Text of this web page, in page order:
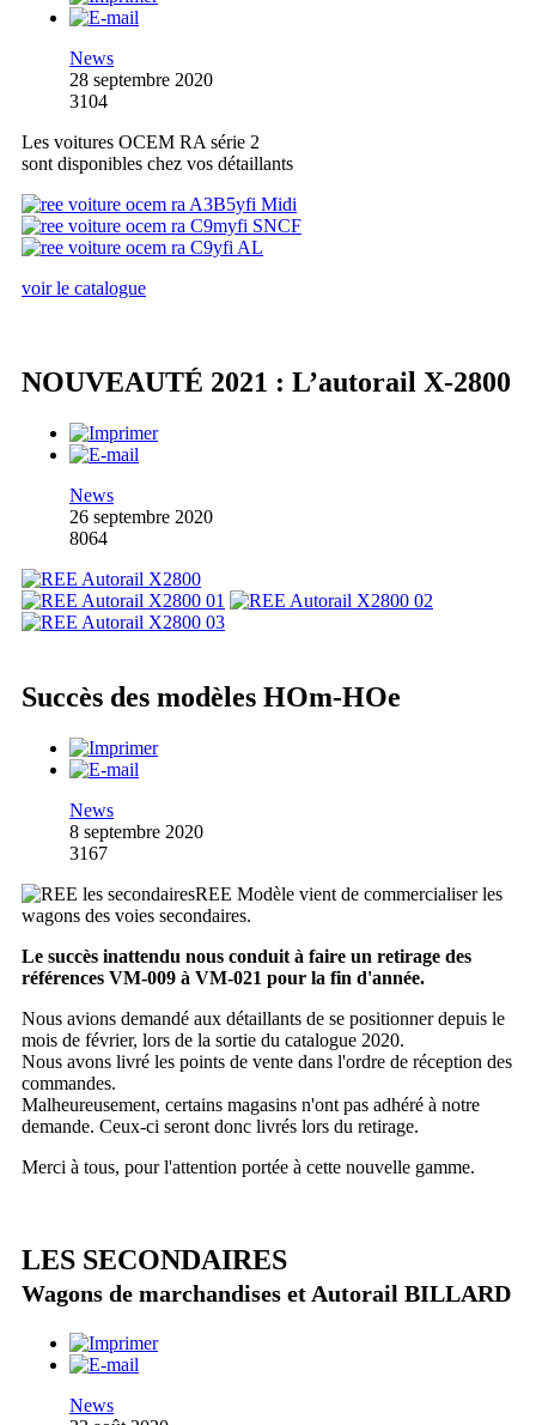
News
28 septembre 2020
3104
Les voitures OCEM RA série 2
sont disponibles chez vos détaillants
voir le catalogue
NOUVEAUTÉ 2021 : L’autorail X-2800
News
26 septembre 2020
8064
Succès des modèles HOm-HOe
News
8 septembre 2020
3167
REE Modèle vient de commercialiser les
wagons des voies secondaires.
Le succès inattendu nous conduit à faire un retirage des
références VM-009 à VM-021 pour la fin d'année.
Nous avions demandé aux détaillants de se positionner depuis le
mois de février, lors de la sortie du catalogue 2020.
Nous avons livré les points de vente dans l'ordre de réception des
commandes.
Malheureusement, certains magasins n'ont pas adhéré à notre
demande. Ceux-ci seront donc livrés lors du retirage.
Merci à tous, pour l'attention portée à cette nouvelle gamme.
LES SECONDAIRES
Wagons de marchandises et Autorail BILLARD
News